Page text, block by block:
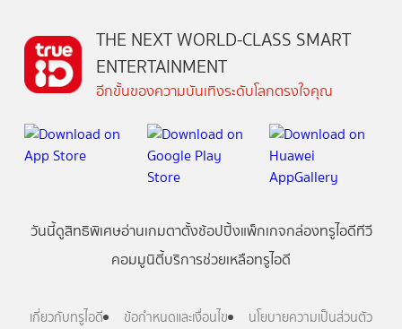
THE NEXT WORLD-CLASS SMART
ENTERTAINMENT
อีกขั้นของความบันเทิงระดับโลกตรงใจคุณ
วันนี้ดูสิทธิพิเศษอ่านเกมตาตั้งช้อปปิ้งแพ็กเกจกล่องทรูไอดีทีวี
คอมมูนิตี้บริการช่วยเหลือทรูไอดี
เกี่ยวกับทรูไอดี ข้อกำหนดและเงื่อนไข นโยบายความเป็นส่วนตัว